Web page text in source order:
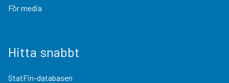
För media
Hitta snabbt
StatFin-databasen